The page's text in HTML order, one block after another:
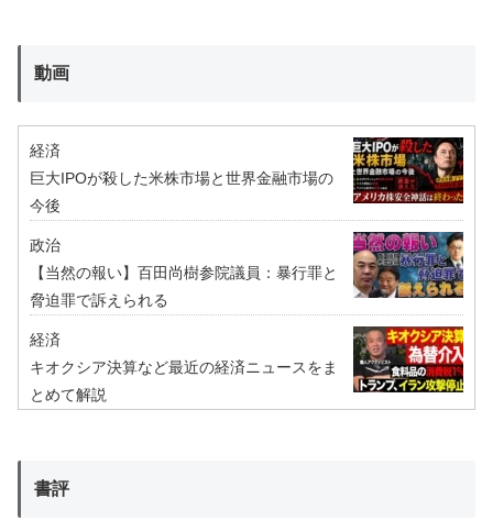
動画
経済
巨大IPOが殺した米株市場と世界金融市場の
今後
政治
【当然の報い】百田尚樹参院議員：暴行罪と
脅迫罪で訴えられる
経済
キオクシア決算など最近の経済ニュースをま
とめて解説
書評